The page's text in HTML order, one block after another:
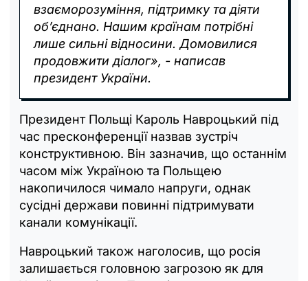
взаєморозуміння, підтримку та діяти
обʼєднано. Нашим країнам потрібні
лише сильні відносини. Домовилися
продовжити діалог», - написав
президент України.
Президент Польщі Кароль Навроцький під
час пресконференції назвав зустріч
конструктивною. Він зазначив, що останнім
часом між Україною та Польщею
накопичилося чимало напруги, однак
сусідні держави повинні підтримувати
канали комунікації.
Навроцький також наголосив, що росія
залишається головною загрозою як для